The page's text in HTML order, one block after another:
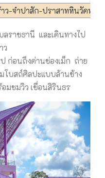
ว-จำปาสัก-ปราสาทหินวัดพู
ราชธานี และเดินทางไป
ว
ป ก่อนถึงด่านช่องเม็ก ถ่าย
โบสถ์ศิลปะแบบล้านช้าง
มชมวิว เขื่อนสิรินธร